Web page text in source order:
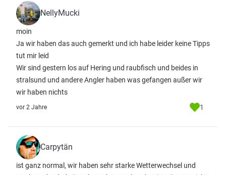
NellyMucki
moin
Ja wir haben das auch gemerkt und ich habe leider keine Tipps
tut mir leid
Wir sind gestern los auf Hering und raubfisch und beides in
stralsund und andere Angler haben was gefangen außer wir
wir haben nichts
vor 2 Jahre 1
Carpytän
ist ganz normal, wir haben sehr starke Wetterwechsel und